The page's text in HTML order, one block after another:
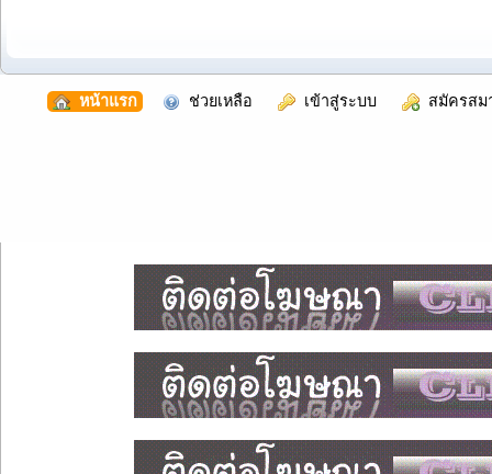
หน้าแรก ช่วยเหลือ เข้าสู่ระบบ สมัครสม